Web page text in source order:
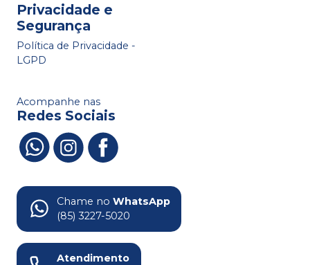
Privacidade e
Segurança
Política de Privacidade -
LGPD
Acompanhe nas
Redes Sociais
Chame no WhatsApp
(85) 3227-5020
Atendimento